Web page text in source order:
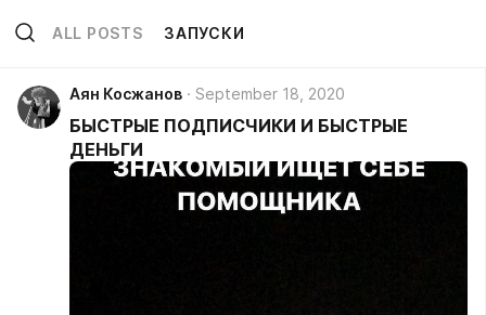
ALL POSTS ЗАПУСКИ
Аян Косжанов September 18, 2020
БЫСТРЫЕ ПОДПИСЧИКИ И БЫСТРЫЕ
ДЕНЬГИ